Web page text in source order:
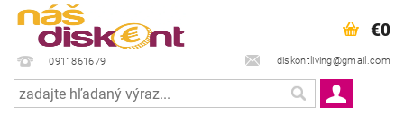
0911861679 diskontliving@gmail.com
€0